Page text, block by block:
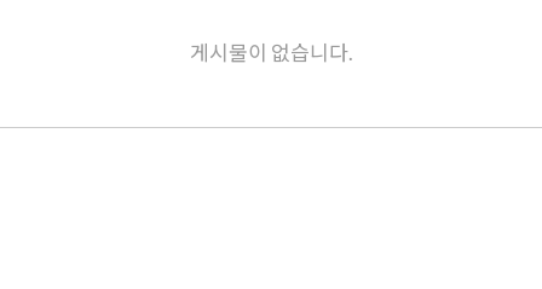
게시물이 없습니다.